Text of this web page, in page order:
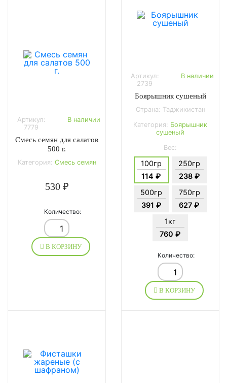
Артикул:
7779
В наличии
Смесь семян для салатов
500 г.
Категория: Смесь семян
530 ₽
Количество:
В КОРЗИНУ
Артикул:
2739
В наличии
Боярышник сушеный
Страна: Таджикистан
Категория: Боярышник
сушеный
Вес:
100гр
114 ₽
250гр
238 ₽
500гр
391 ₽
750гр
627 ₽
1кг
760 ₽
Количество:
В КОРЗИНУ